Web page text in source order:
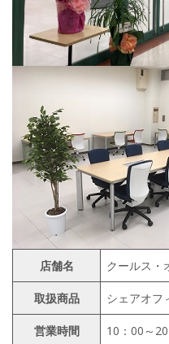
店舗名 クールス・
取扱商品 シェアオフ
営業時間 10：00～